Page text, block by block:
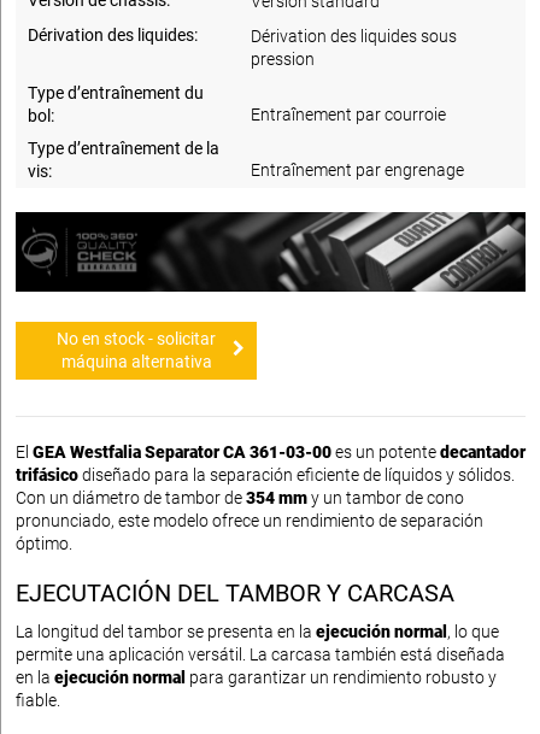
Dérivation des liquides:
Dérivation des liquides sous
pression
Type d’entraînement du
bol:
Entraînement par courroie
Type d’entraînement de la
vis:
Entraînement par engrenage
No en stock - solicitar
máquina alternativa
El GEA Westfalia Separator CA 361-03-00es un potentedecantador
trifásicodiseñado para la separación eficiente de líquidos y sólidos.
Con un diámetro de tambor de354 mmy un tambor de cono
pronunciado, este modelo ofrece un rendimiento de separación
óptimo.
EJECUTACIÓN DEL TAMBOR Y CARCASA
La longitud del tambor se presenta en la ejecución normal , lo que
permite una aplicación versátil. La carcasa también está diseñada
en la ejecución normal para garantizar un rendimiento robusto y
fiable.